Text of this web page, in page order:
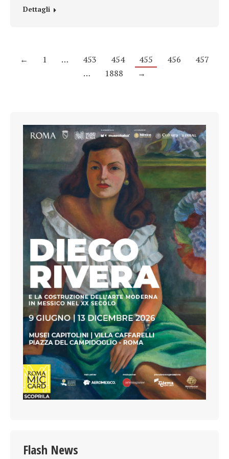
Dettagli
← 1 … 453 454 455 456
457
…
1888 →
Flash News